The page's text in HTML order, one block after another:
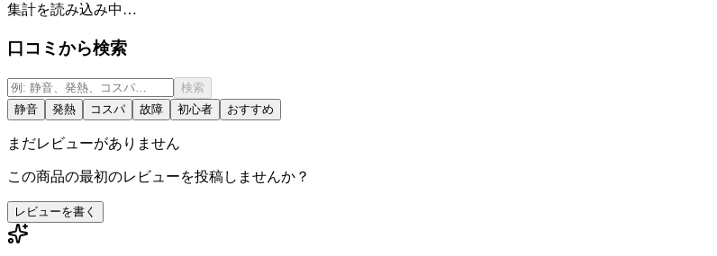
集計を読み込み中…
口コミから検索
検索
静音
発熱 コスパ 故障 初心者 おすすめ
まだレビューがありません
この商品の最初のレビューを投稿しませんか？
レビューを書く